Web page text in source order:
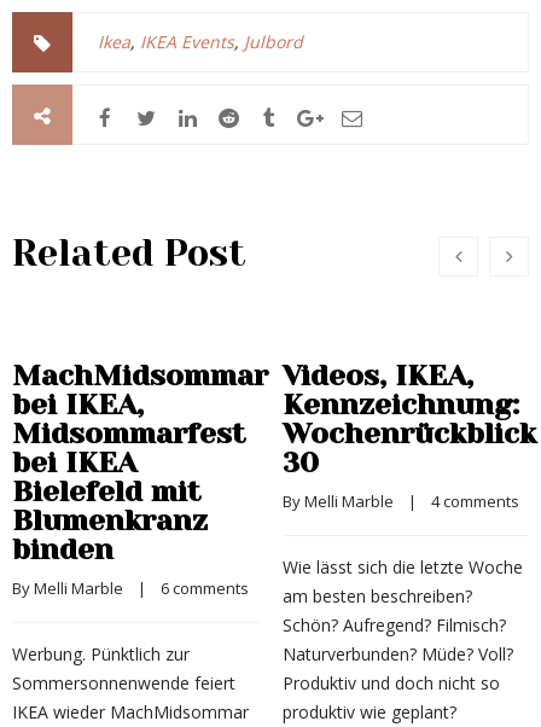
Ikea, IKEA Events, Julbord
Related Post
MachMidsommar
bei IKEA,
Midsommarfest
bei IKEA
Bielefeld mit
Blumenkranz
binden
By Melli Marble
    |
6 comments
Werbung. Pünktlich zur
Sommersonnenwende feiert
IKEA wieder MachMidsommar
Videos, IKEA,
Kennzeichnung:
Wochenrückblick
30
By Melli Marble
    |
4 comments
Wie lässt sich die letzte Woche
am besten beschreiben?
Schön? Aufregend? Filmisch?
Naturverbunden? Müde? Voll?
Produktiv und doch nicht so
produktiv wie geplant?